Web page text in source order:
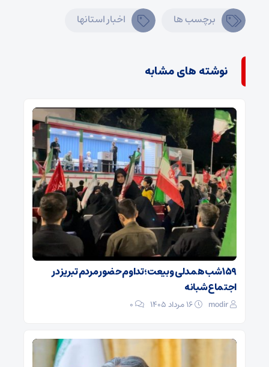
برچسب ها اخبار استانها
نوشته های مشابه
۱۵۹ شب همدلی و بیعت؛ تداوم حضور مردم تبریز در
اجتماع شبانه
modir
0